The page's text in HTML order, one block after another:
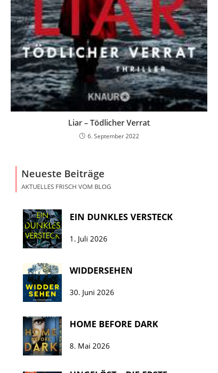
Liar – Tödlicher Verrat
6. September 2022
Neueste Beiträge
AKTUELLES FRISCH VOM BLOG
EIN DUNKLES VERSTECK
1. Juli 2026
WIDDERSEHEN
30. Juni 2026
HOME BEFORE DARK
8. Mai 2026